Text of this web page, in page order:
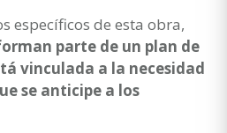
específicos de esta obra,
parte de un plan de
vinculada a la necesidad
se anticipe a los